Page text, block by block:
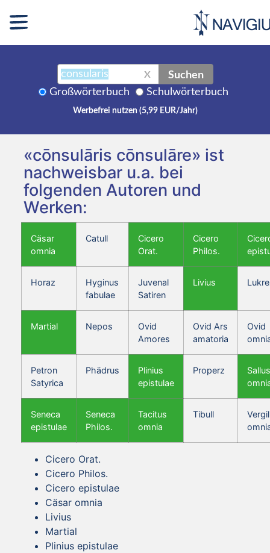
X Suchen
Großwörterbuch Schulwörterbuch
Werbefrei nutzen (5,99 EUR/Jahr)
«cōnsulāris cōnsulāre» ist
nachweisbar u.a. bei
folgenden Autoren und
Werken:
Cäsar
omnia
Catull
Cicero
Orat.
Cicero
Philos.
Horaz
Hyginus
fabulae
Juvenal
Satiren
Livius
Martial Nepos
Ovid
Amores
Ovid Ars
amatoria
Ovid
Petron
Satyrica
Phädrus
Plinius
epistulae
Properz
Seneca
epistulae
Seneca
Philos.
Tacitus
omnia
Tibull
Vergil
Cicero Orat.
Cicero Philos.
Cicero epistulae
Cäsar omnia
Livius
Martial
Plinius epistulae